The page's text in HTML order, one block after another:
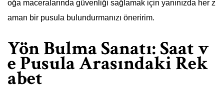
oğa maceralarında güvenliği sağlamak için yanınızda her z
aman bir pusula bulundurmanızı öneririm.
Yön Bulma Sanatı: Saat v
e Pusula Arasındaki Rek
abet